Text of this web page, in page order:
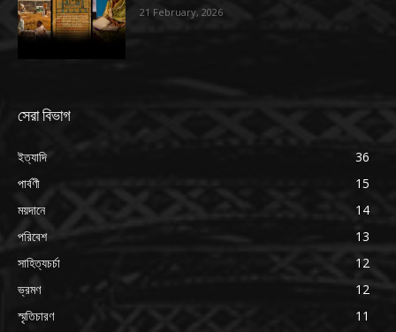
21 February, 2026
সেরা বিভাগ
ইত্যাদি
36
পার্বণী
15
ময়দানে
14
পরিবেশ
13
সাহিত্যচর্চা
12
ভ্রমণ
12
স্মৃতিচারণ
11